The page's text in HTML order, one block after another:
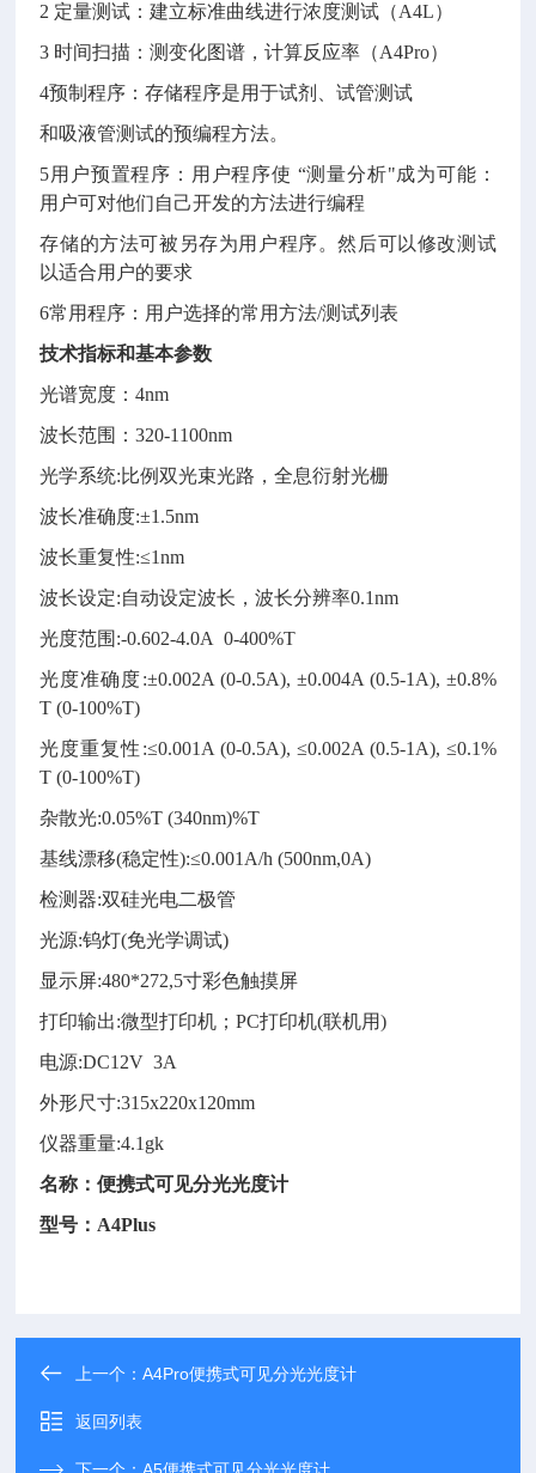
2 定量测试：建立标准曲线进行浓度测试（A4L）
3 时间扫描：测变化图谱，计算反应率（A4Pro）
4预制程序：存储程序是用于试剂、试管测试
和吸液管测试的预编程方法。
5用户预置程序：用户程序使 “测量分析"成为可能：
用户可对他们自己开发的方法进行编程
存储的方法可被另存为用户程序。然后可以修改测试
以适合用户的要求
6常用程序：用户选择的常用方法/测试列表
技术指标和基本参数
光谱宽度：4nm
波长范围：320-1100nm
光学系统:比例双光束光路，全息衍射光栅
波长准确度:±1.5nm
波长重复性:≤1nm
波长设定:自动设定波长，波长分辨率0.1nm
光度范围 :-0.602-4.0A
0-400%T
光度准确度:±0.002A (0-0.5A), ±0.004A (0.5-1A), ±0.8%
T (0-100%T)
光度重复性 :≤0.001A (0-0.5A), ≤0.002A (0.5-1A), ≤0.1%
T (0-100%T)
杂散光:0.05%T (340nm)%T
基线漂移(稳定性):≤0.001A/h (500nm,0A)
检测器:双硅光电二极管
光源:钨灯(免光学调试)
显示屏:480*272,5寸彩色触摸屏
打印输出:微型打印机；PC打印机(联机用)
电源:DC12V 3A
外形尺寸:315x220x1 20mm
仪器重量:4.1gk
名称：便携式可见分光光度计
型号： A4Plus
上一个：A4Pro便携式可见分光光度计
返回列表